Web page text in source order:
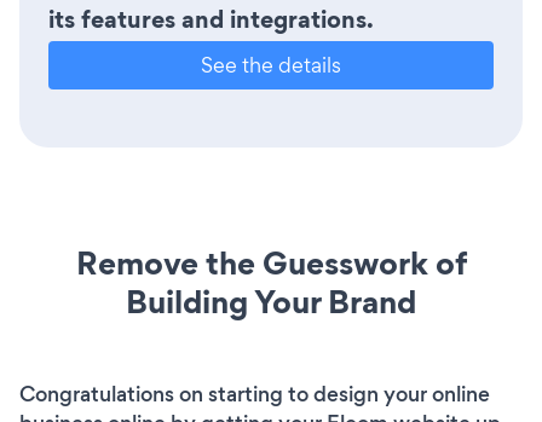
its features and integrations.
See the details
Remove the Guesswork of
Building Your Brand
Congratulations on starting to design your online